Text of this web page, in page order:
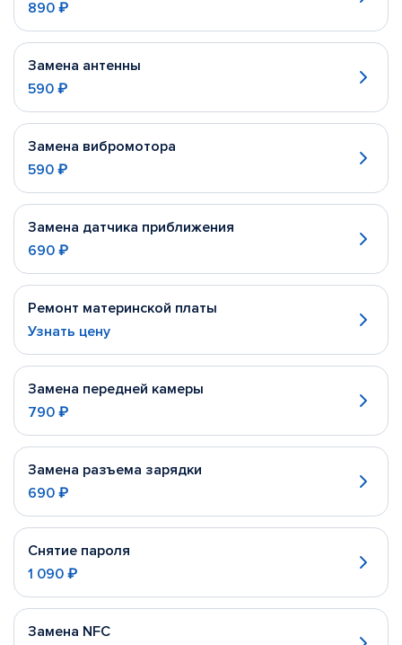
890 ₽
Замена антенны
590 ₽
Замена вибромотора
590 ₽
Замена датчика приближения
690 ₽
Ремонт материнской платы
Узнать цену
Замена передней камеры
790 ₽
Замена разъема зарядки
690 ₽
Снятие пароля
1 090 ₽
Замена NFC